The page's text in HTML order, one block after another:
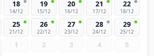
18
14/12
19
15/12
20
16/12
21
17/12
22
18/12
25
21/12
26
22/12
27
23/12
28
24/12
29
25/12
1 2 3 4 5